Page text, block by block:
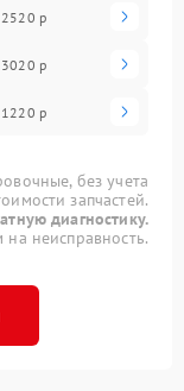
2520 р
3020 р
1220 р
без учета
запчастей.
диагностику.
неисправность.